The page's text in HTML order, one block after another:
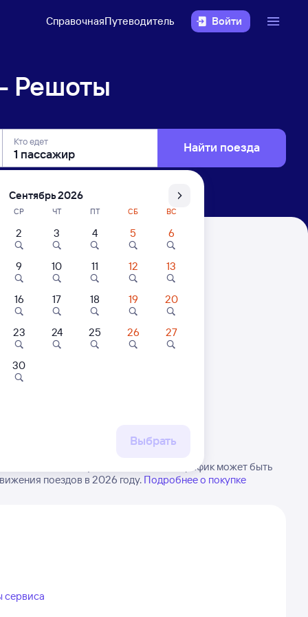
СправочнаяПутеводитель Войти
Решоты
Кто едет Найти поезда
в Решоты. Будьте внимательны, график может быть
поездов в 2026 году. Подробнее о покупке
сервиса
Сентябрь 2026
СР ЧТ ПТ СБ ВС
2 3 4 5 6
9 10 11 12 13
16 17 18 19 20
23 24 25 26 27
30
Выбрать